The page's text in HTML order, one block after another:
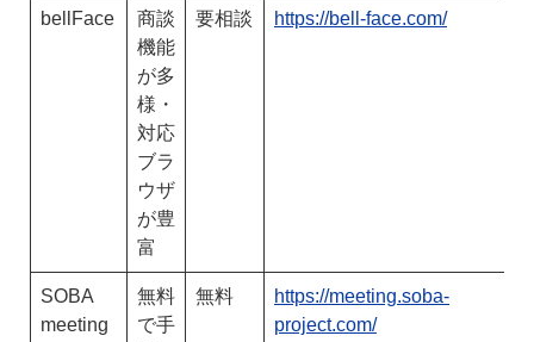
bellFace
商談
機能
が多
様・
対応
ブラ
ウザ
が豊
富
要相談 https://bell-face.com/
SOBA
meeting
無料
で手
無料
https://meeting.soba-
project.com/